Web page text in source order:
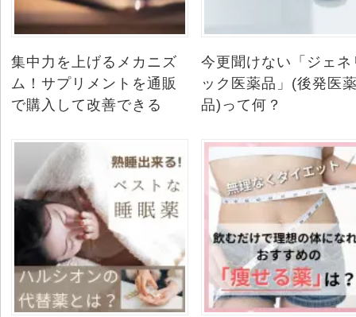
集中力を上げるメカニズ
ム！サプリメントを通販
で購入して改善できる
今更聞けない「ジェネ
ック医薬品」(後発医
品)って何？